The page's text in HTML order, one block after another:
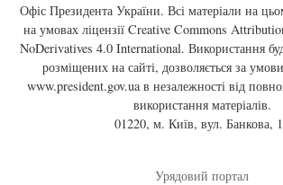
Офіс Президента України. Всі матеріали на
на умовах ліцензії Creative Commons
NoDerivatives 4.0 International. Використання
розміщених на сайті, дозволяється за
www.president.gov.uaв незалежності від
використання матеріалів.
01220, м. Київ, вул. Банкова,
Урядовий портал